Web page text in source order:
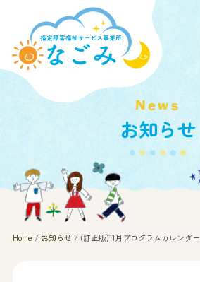
News
お知らせ
Home / お知らせ/ (訂正版)11月プログラムカレンダー